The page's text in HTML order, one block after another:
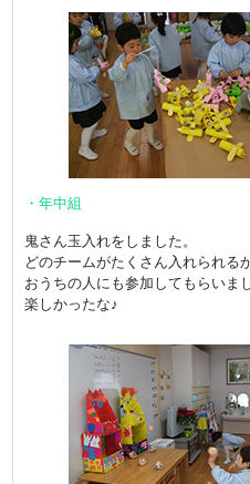
・年中組
鬼さん玉入れをしました。
どのチームがたくさん入れられる
おうちの人にも参加してもらいま
楽しかったな♪